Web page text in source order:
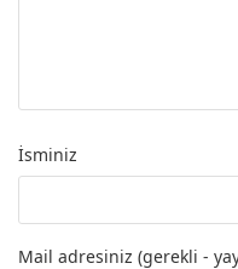
İsminiz
Mail adresiniz (gerekli -